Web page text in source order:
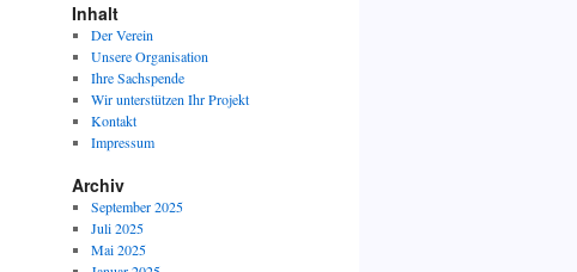
Inhalt
Der Verein
Unsere Organisation
Ihre Sachspende
Wir unterstützen Ihr Projekt
Kontakt
Impressum
Archiv
September 2025
Juli 2025
Mai 2025